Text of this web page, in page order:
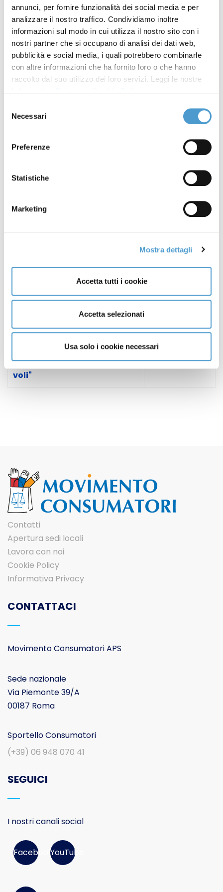
annunci, per fornire funzionalità dei social media e per
analizzare il nostro traffico. Condividiamo inoltre
informazioni sul modo in cui utilizza il nostro sito con i
nostri partner che si occupano di analisi dei dati web,
pubblicità e social media, i quali potrebbero combinarle
con altre informazioni che ha fornito loro o che hanno
raccolto dal suo utilizzo dei loro servizi. Leggi le nostre
delNecessari
Preferenze
Statistiche
Marketing
Mostra dettagli
Accetta tutti i cookie
Accetta selezionati
Usa solo i cookie necessari
21 luglio: webinar problemi
pacchetti turistici e non solo
15 Luglio 2022
Trasporti: il 14 luglio, webinar
sui diritti dei passeggeri
06 Luglio 2022
Bollette luce e gas: il 30
rateizzazione
22 Giugno 2022
Alitalia e compagnie fallite o
voli"
15 Dicembre
Webinar "Energia e idrico:
08 Novembre
tuoi diritti?"
2021
Webinar "Bollette luce, gas,
acqua: la prescrizione breve"
02 Settembre
Webinar "Covid-19: voucher e
rimborsi per vacanze
annullate e cancellazione
voli"
16 Luglio 2021
Contatti
Apertura sedi locali
Lavora con noi
Cookie Policy
Informativa Privacy
CONTATTACI
Movimento Consumatori APS
Sede nazionale
Via Piemonte 39/A
00187 Roma
Sportello Consumatori
(+39) 06 948 070 41
SEGUICI
I nostri canali social
FacebookYouTube